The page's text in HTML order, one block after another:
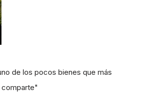
de los pocos bienes que más